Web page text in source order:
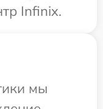
Infinix.
мы